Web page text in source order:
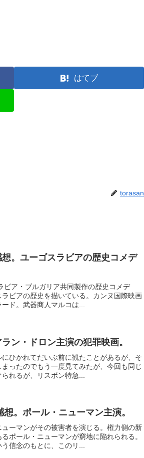
はてブ
torasan
。ユーゴスラビアの歴史コメデ
ア・ブルガリア共同製作の歴史コメデ
ビアの歴史を描いている。カンヌ国際映画
ド。武器商人マルコは...
ン・ドロン主演の犯罪映画。
ひかれてだいぶ前に観たことがあるが、そ
ったのでもう一度見てみたが、今回も同じ
れるが、リスボン特急...
。ポール・ニューマン主演。
ーマンがその被害者を演じる。権力側の新
ポール・ニューマンが窮地に陥れられる。
信念のもとに、このリ...